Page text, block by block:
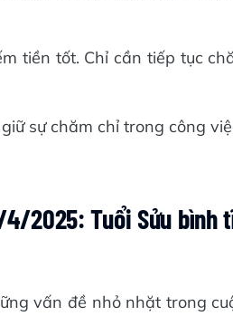
tiền tốt. Chỉ cần tiếp tục
sự chăm chỉ trong công
2025: Tuổi Sửu bình
vấn đề nhỏ nhặt trong